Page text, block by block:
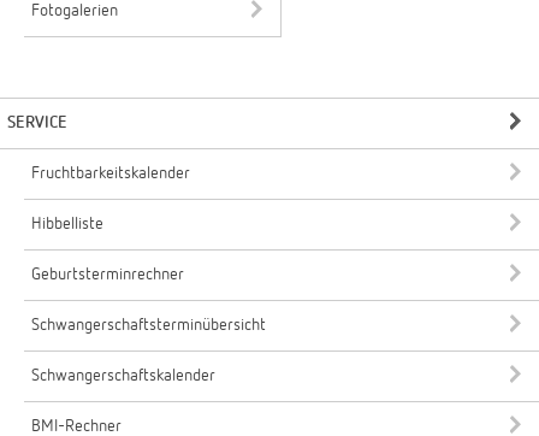
Fotogalerien
SERVICE
Fruchtbarkeitskalender
Hibbelliste
Geburtsterminrechner
Schwangerschaftsterminübersicht
Schwangerschaftskalender
BMI-Rechner